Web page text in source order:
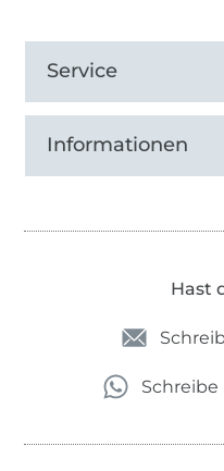
Service
Informationen
Hast